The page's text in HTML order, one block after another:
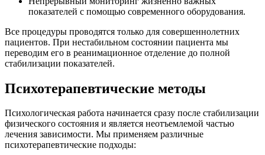
показателей с помощью современного оборудования.
Все процедуры проводятся только для совершеннолетних
пациентов. При нестабильном состоянии пациента мы
переводим его в реанимационное отделение до полной
стабилизации показателей.
Психотерапевтические методы
Психологическая работа начинается сразу после стабилизации
физического состояния и является неотъемлемой частью
лечения зависимости. Мы применяем различные
психотерапевтические подходы: